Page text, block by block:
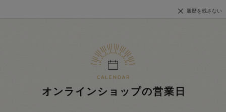
履歴を残さない
オンラインショップの営業日